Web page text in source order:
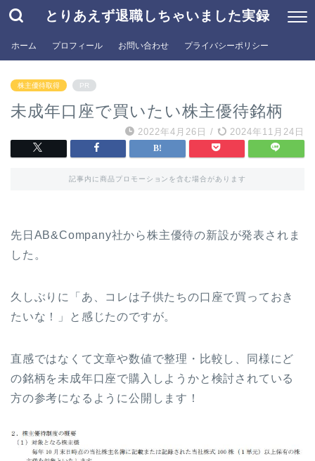
とりあえず退職しちゃいました実録
ホーム プロフィール お問い合わせ プライバシーポリシー
株主優待取得 PR
未成年口座で買いたい株主優待銘柄
2022年4月26日 / 2024年11月24日
記事内に商品プロモーションを含む場合があります
先日AB&Company社から株主優待の新設が発表されま
した。
久しぶりに「あ、コレは子供たちの口座で買っておき
たいな！」と感じたのですが。
直感ではなくて文章や数値で整理・比較し、同様にど
の銘柄を未成年口座で購入しようかと検討されている
方の参考になるように公開します！